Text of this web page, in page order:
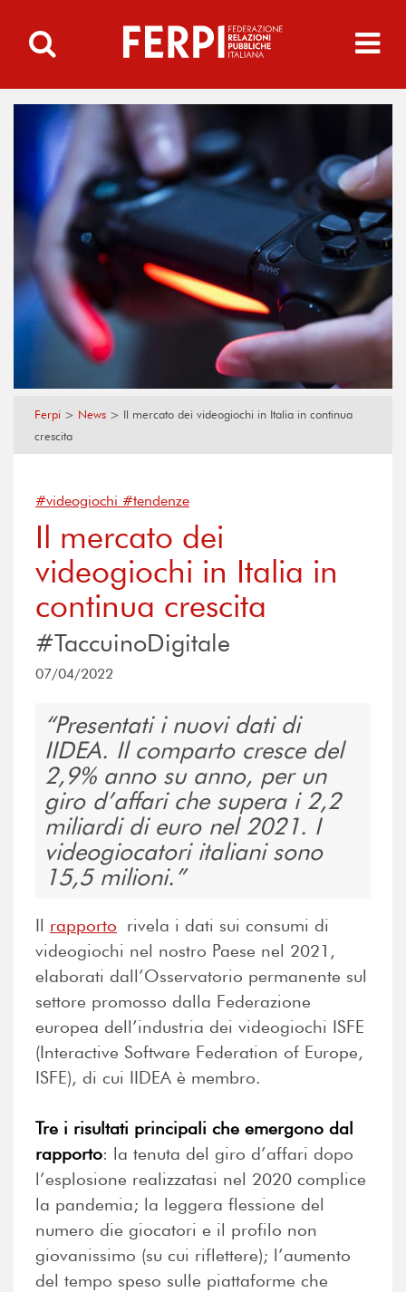
Ferpi > News > Il mercato dei videogiochi in Italia in continua
crescita
#videogiochi #tendenze
Il mercato dei
videogiochi in Italia in
continua crescita
#TaccuinoDigitale
07/04/2022
Presentati i nuovi dati di
IIDEA. Il comparto cresce del
2,9% anno su anno, per un
giro d’affari che supera i 2,2
miliardi di euro nel 2021. I
videogiocatori italiani sono
15,5 milioni.
Il rapporto rivela i dati sui consumi di
videogiochi nel nostro Paese nel 2021,
elaborati dall’Osservatorio permanente sul
settore promosso dalla Federazione
europea dell’industria dei videogiochi ISFE
(Interactive Software Federation of Europe,
ISFE), di cui IIDEA è membro.
Tre i risultati principali che emergono dal
rapporto: la tenuta del giro d’affari dopo
l’esplosione realizzatasi nel 2020 complice
la pandemia; la leggera flessione del
numero die giocatori e il profilo non
giovanissimo (su cui riflettere); l’aumento
del tempo speso sulle piattaforme che